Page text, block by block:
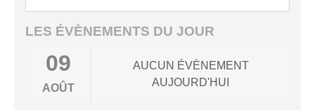
LES ÉVÈNEMENTS DU JOUR
09
AOÛT
AUCUN ÉVÈNEMENT
AUJOURD'HUI